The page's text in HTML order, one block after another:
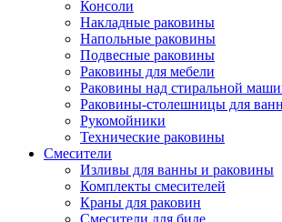
Консоли
Накладные раковины
Напольные раковины
Подвесные раковины
Раковины для мебели
Раковины над стиральной
Раковины-столешницы для
Рукомойники
Технические раковины
Смесители
Изливы для ванны и раковины
Комплекты смесителей
Краны для раковин
Смесители для биде